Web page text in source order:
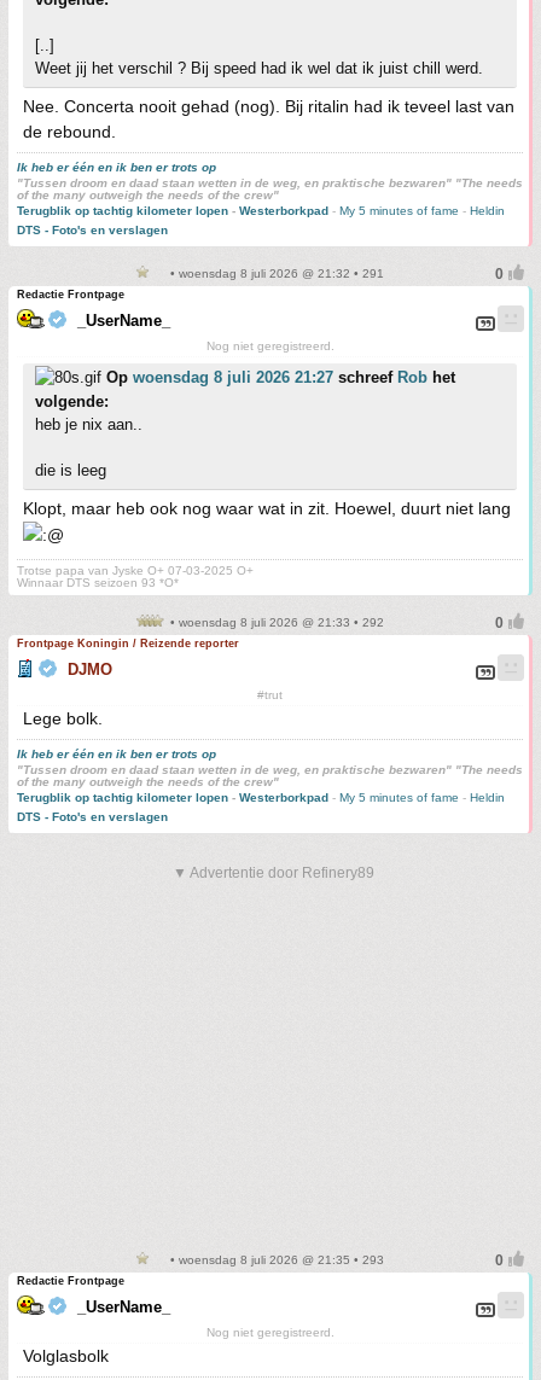
[..]
Weet jij het verschil ? Bij speed had ik wel dat ik juist chill werd.
Nee. Concerta nooit gehad (nog). Bij ritalin had ik teveel last van
de rebound.
Ik heb er één en ik ben er trots op
"Tussen droom en daad staan wetten in de weg, en praktische bezwaren" "The needs
of the many outweigh the needs of the crew"
Terugblik op tachtig kilometer lopen - Westerborkpad - My 5 minutes of fame - Heldin
DTS - Foto's en verslagen
• woensdag 8 juli 2026 @ 21:32 • 291
Redactie Frontpage
_UserName_
Nog niet geregistreerd.
Op woensdag 8 juli 2026 21:27 schreef Rob het
volgende:
heb je nix aan..
die is leeg
Klopt, maar heb ook nog waar wat in zit. Hoewel, duurt niet lang
Trotse papa van Jyske O+ 07-03-2025 O+
Winnaar DTS seizoen 93 *O*
• woensdag 8 juli 2026 @ 21:33 • 292
Frontpage Koningin / Reizende reporter
DJMO
#trut
Lege bolk.
Ik heb er één en ik ben er trots op
"Tussen droom en daad staan wetten in de weg, en praktische bezwaren" "The needs
of the many outweigh the needs of the crew"
Terugblik op tachtig kilometer lopen - Westerborkpad - My 5 minutes of fame - Heldin
DTS - Foto's en verslagen
▼ Advertentie door Refinery89
• woensdag 8 juli 2026 @ 21:35 • 293
Redactie Frontpage
_UserName_
Nog niet geregistreerd.
Volglasbolk